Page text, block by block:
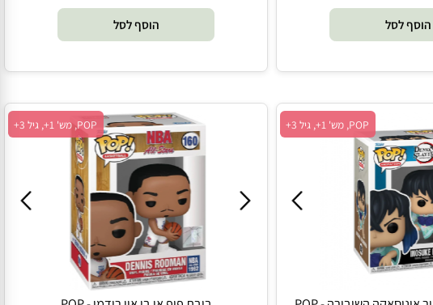
₪
לסל
₪49.90
הוסף לסל
POP, מש' 1+, גיל 3+ POP, מש' 1+, גיל 3+